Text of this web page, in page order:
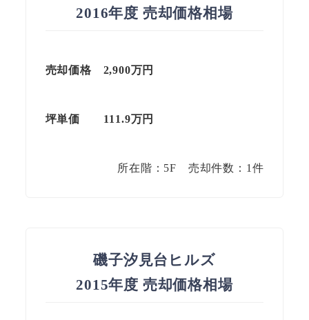
2016年度 売却価格相場
売却価格 2,900万円
坪単価 111.9万円
所在階：5F 売却件数：1件
磯子汐見台ヒルズ
2015年度 売却価格相場